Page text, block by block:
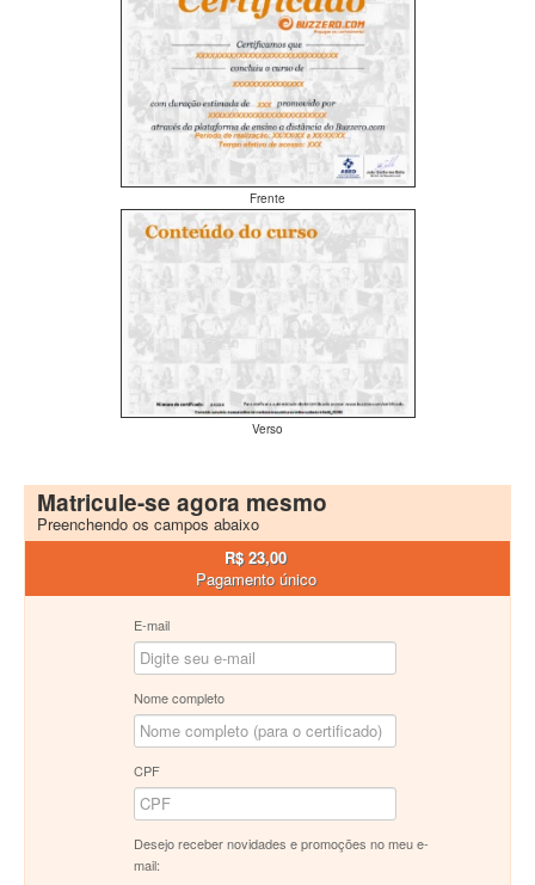
Frente
Verso
Matricule-se agora mesmo
Preenchendo os campos abaixo
R$ 23,00
Pagamento único
E-mail
Nome completo
CPF
Desejo receber novidades e promoções no meu e-
mail: